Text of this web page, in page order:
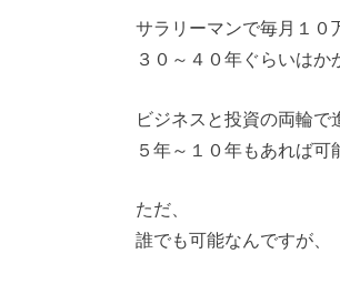
サラリーマンで毎月１０
３０～４０年ぐらいはか
ビジネスと投資の両輪で
５年～１０年もあれば可
ただ、
誰でも可能なんですが、